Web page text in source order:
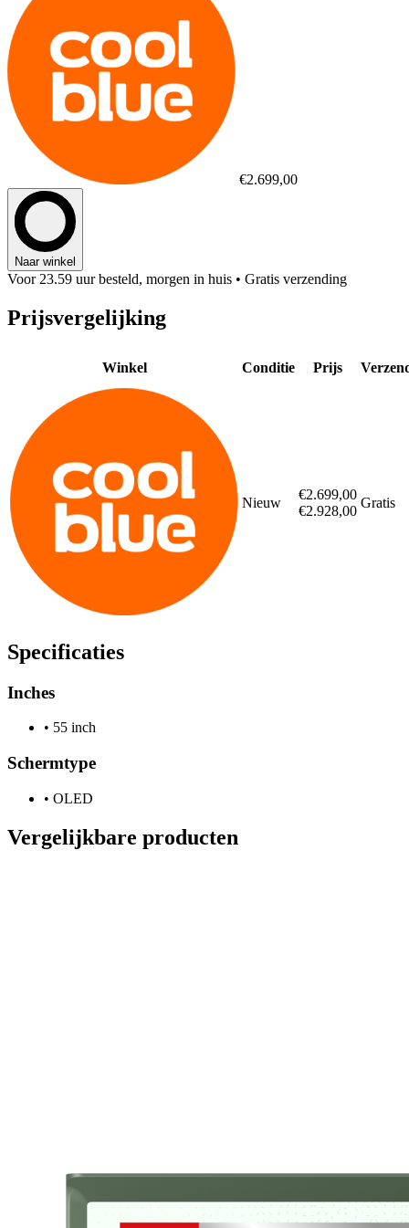
€2.699,00
Naar winkel
Voor 23.59 uur besteld, morgen in huis • Gratis verzending
Prijsvergelijking
Winkel Conditie Prijs
Nieuw
€2.699,00
€2.928,00
Gratis
Specificaties
Inches
• 55 inch
Schermtype
• OLED
Vergelijkbare producten